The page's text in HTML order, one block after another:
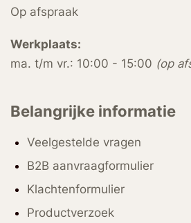
Op afspraak
Werkplaats:
ma. t/m vr.: 10:00 - 15:00 (op
Belangrijke informatie
Veelgestelde vragen
B2B aanvraagformulier
Klachtenformulier
Productverzoek